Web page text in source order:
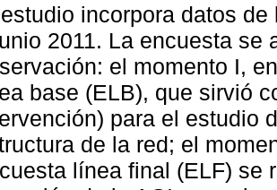
incorpora datos
2011. La encuesta se
el momento I,
base (ELB), que sirvió
para el estudio
de la red; el
línea final (ELF) se